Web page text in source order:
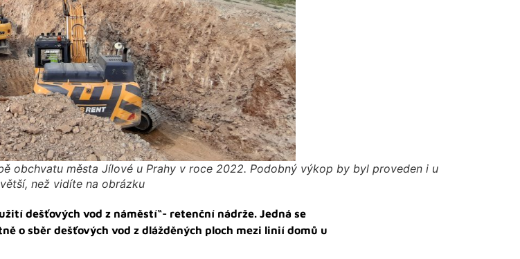
obchvatu města Jílové u Prahy v roce 2022. Podobný výkop by byl proveden i u
než vidíte na obrázku
dešťových vod z náměstí“- retenční nádrže. Jedná se
o sběr dešťových vod z dlážděných ploch mezi linií domů u